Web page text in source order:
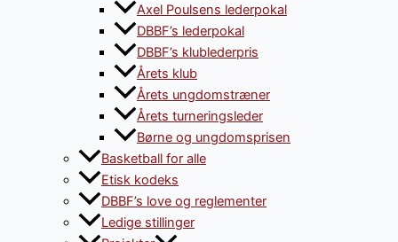
Axel Poulsens lederpokal
DBBF’s lederpokal
DBBF’s klublederpris
Årets klub
Årets ungdomstræner
Årets turneringsleder
Børne og ungdomsprisen
Basketball for alle
Etisk kodeks
DBBF’s love og reglementer
Ledige stillinger